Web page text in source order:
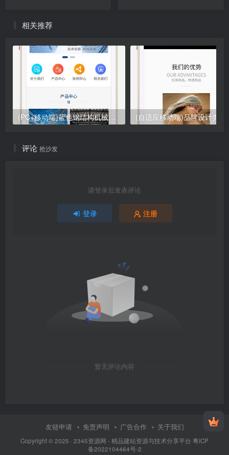
相关推荐
(PC+移动端)蓝色钢结构机械五金网站pbootcms模板 营销型工程建筑基建网站源码下载
评论 抢沙发
请登录后发表评论
登录 注册
暂无评论内容
友链申请 免责声明 广告合作 关于我们
Copyright © 2025 · 2345资源网 - 精品建站资源与技术分享平台 粤ICP
备2022104464号-2